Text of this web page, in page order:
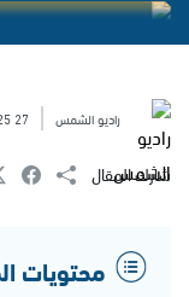
راديو الشمس 27 May 2025
شارك المقال
محتويات